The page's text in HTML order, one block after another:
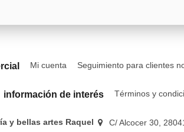
Mi cuenta Seguimiento para clientes
información de interés Términos y
y bellas artes Raquel C/ Alcocer 30,